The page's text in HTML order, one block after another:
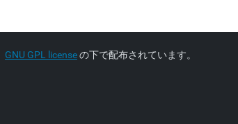
GNU GPL licenseの下で配布されています。